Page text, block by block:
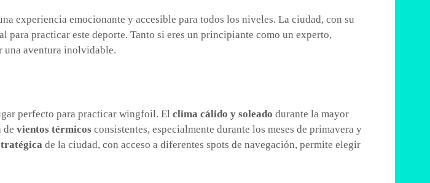
experiencia emocionante y accesible para todos los niveles. La ciudad, con su
para practicar este deporte. Tanto si eres un principiante como un experto,
aventura inolvidable.
perfecto para practicar wingfoil. El clima cálido y soleado durante la mayor
de vientos térmicos consistentes, especialmente durante los meses de primavera y
de la ciudad, con acceso a diferentes spots de navegación, permite elegir